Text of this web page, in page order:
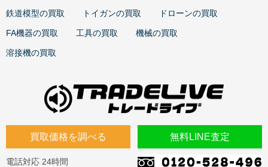
買取価格を調べる 無料LINE査定
電話対応 24時間
鉄道模型の買取 トイガンの買取 ドローンの買取
FA機器の買取 工具の買取 機械の買取
溶接機の買取